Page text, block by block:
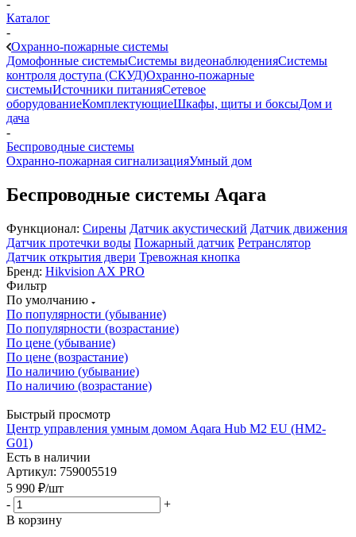
-
Каталог
-
Охранно-пожарные системы
Домофонные системыСистемы видеонаблюденияСистемы
контроля доступа (СКУД)Охранно-пожарные
системыИсточники питанияСетевое
оборудованиеКомплектующиеШкафы, щиты и боксыДом и
дача
-
Беспроводные системы
Охранно-пожарная сигнализацияУмный дом
Беспроводные системы Aqara
Функционал: Сирены Датчик акустический Датчик движения
Датчик протечки воды Пожарный датчик Ретранслятор
Датчик открытия двери Тревожная кнопка
Бренд: Hikvision AX PRO
Фильтр
По умолчанию
По популярности (убывание)
По популярности (возрастание)
По цене (убывание)
По цене (возрастание)
По наличию (убывание)
По наличию (возрастание)
Быстрый просмотр
Центр управления умным домом Aqara Hub M2 EU (HM2-
G01)
Есть в наличии
Артикул: 759005519
5 990 ₽/шт
-
+
В корзину